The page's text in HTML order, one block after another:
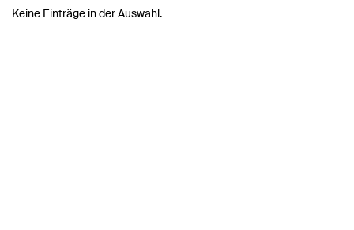
Keine Einträge in der Auswahl.